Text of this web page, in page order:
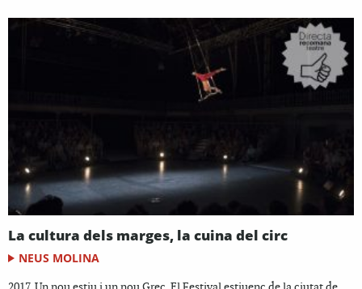
La cultura dels marges, la cuina del circ
NEUS MOLINA